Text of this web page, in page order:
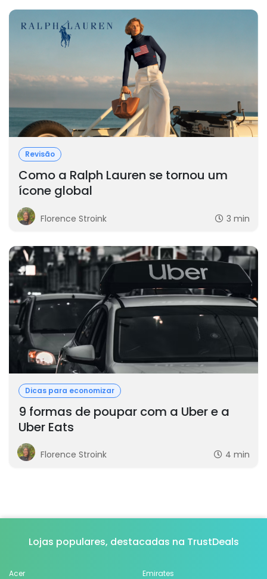
Revisão
Como a Ralph Lauren se tornou um
ícone global
Florence Stroink 3 min
Dicas para economizar
9 formas de poupar com a Uber e a
Uber Eats
Florence Stroink 4 min
Lojas populares, destacadas na TrustDeals
Acer
Emirates